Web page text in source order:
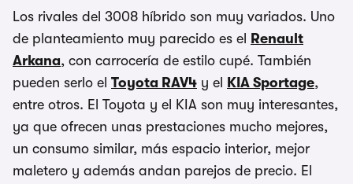
Los rivales del 3008 híbrido son muy variados. Uno
de planteamiento muy parecido es el
Renault
Arkana, con carrocería de estilo cupé. También
pueden serlo el Toyota RAV4 y el KIA Sportage,
entre otros. El Toyota y el KIA son muy interesantes,
ya que ofrecen unas prestaciones mucho mejores,
un consumo similar, más espacio interior, mejor
maletero y además andan parejos de precio. El